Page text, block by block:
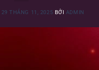
29 THÁNG 11, 2025 BỞI ADMIN